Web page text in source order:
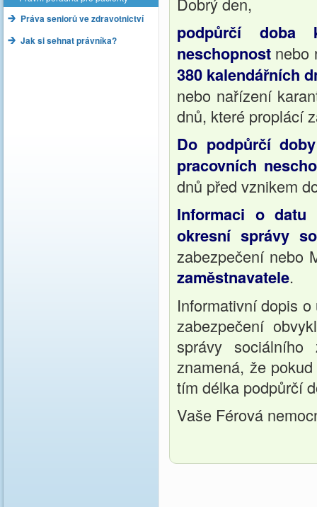
Práva seniorů ve zdravotnictví
Jak si sehnat právníka?
podpůrčí doba
neschopnost nebo
380 kalendářních
nebo nařízení
dnů, které proplácí
Do podpůrčí
pracovních
dnů před vznikem
Informaci o
okresní správy
zabezpečení nebo
zaměstnavatele.
Informativní dopis
zabezpečení
správy sociálního
znamená, že
tím délka podpůrčí
Vaše Férová